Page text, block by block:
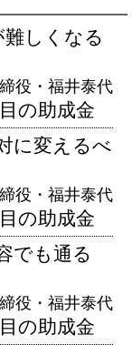
しくなる
役・福井泰代
の助成金
に変えるべ
役・福井泰代
の助成金
でも通る
役・福井泰代
の助成金